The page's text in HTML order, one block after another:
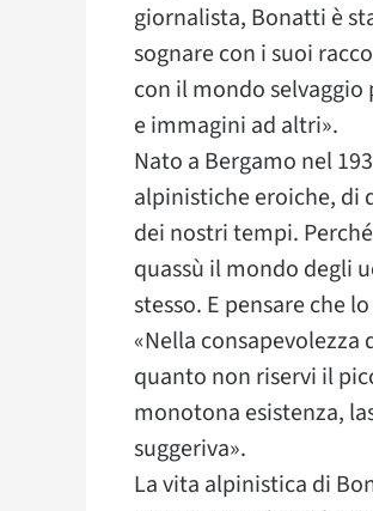
giornalista, Bonatti è
sognare con i suoi
con il mondo
e immagini ad altri».
Nato a Bergamo nel
alpinistiche eroiche, di
dei nostri tempi.
quassù il mondo degli
stesso. E pensare che
«Nella
quanto non riservi il
monotona esistenza,
suggeriva».
La vita alpinistica di